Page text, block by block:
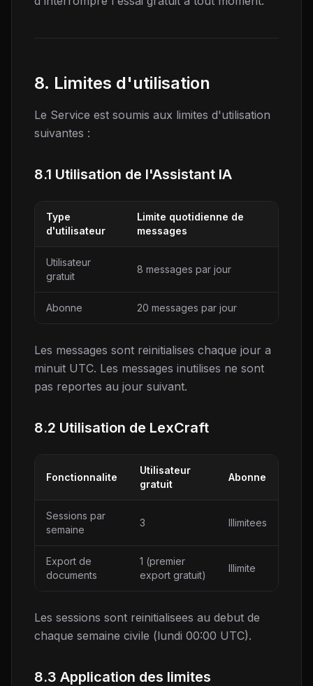
8. Limites d'utilisation
Le Service est soumis aux limites d'utilisation
suivantes :
8.1 Utilisation de l'Assistant IA
Type
d'utilisateur
Limite quotidienne de
messages
Utilisateur
gratuit
8 messages par jour
Abonne 20 messages par jour
Les messages sont reinitialises chaque jour a
minuit UTC. Les messages inutilises ne sont
pas reportes au jour suivant.
8.2 Utilisation de LexCraft
Fonctionnalite
Utilisateur
gratuit
Abonne
Sessions par
semaine
3 Illimitees
Export de
documents
1 (premier
export gratuit)
Illimite
Les sessions sont reinitialisees au debut de
chaque semaine civile (lundi 00:00 UTC).
8.3 Application des limites